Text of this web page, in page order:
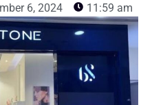
6, 2024 11:59 am